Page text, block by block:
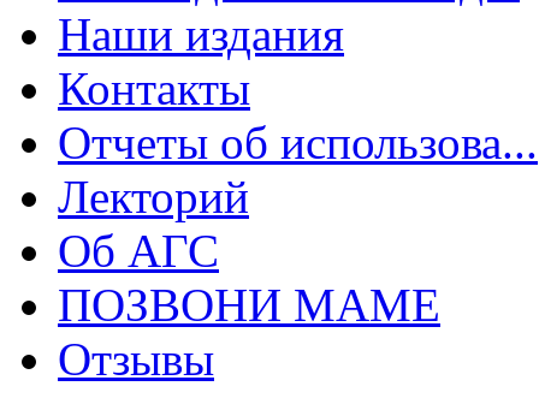
Наши издания
Контакты
Отчеты об использова...
Лекторий
Об АГС
ПОЗВОНИ МАМЕ
Отзывы